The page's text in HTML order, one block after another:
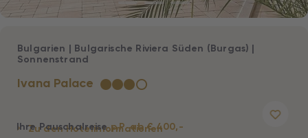
Ivana Palace ★★★☆
Bulgarien | Bulgarische Riviera Süden (Burgas) |
Sonnenstrand
Zu den Hotelinformationen
Ihre Pauschalreisep.P. ab € 400,-